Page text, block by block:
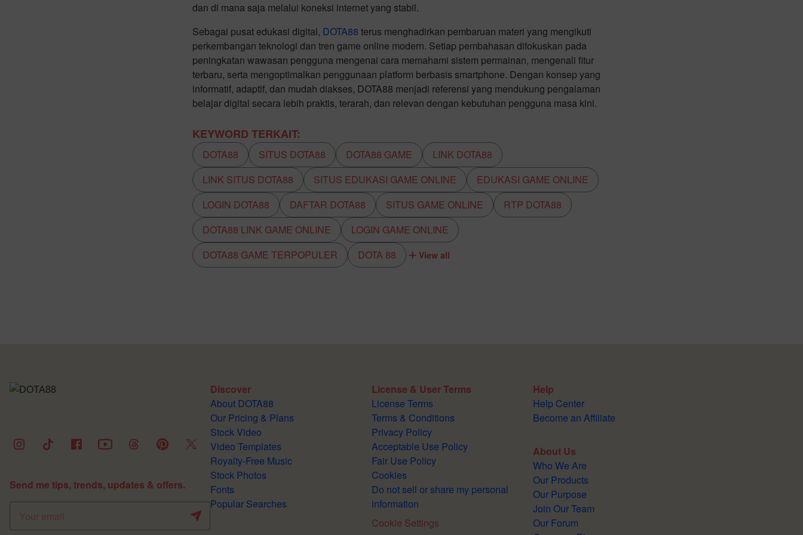
dan di mana saja melalui koneksi internet yang stabil.
Sebagai pusat edukasi digital, DOTA88 terus menghadirkan pembaruan materi yang mengikuti
perkembangan teknologi dan tren game online modern. Setiap pembahasan difokuskan pada
peningkatan wawasan pengguna mengenai cara memahami sistem permainan, mengenali fitur
terbaru, serta mengoptimalkan penggunaan platform berbasis smartphone. Dengan konsep yang
informatif, adaptif, dan mudah diakses, DOTA88 menjadi referensi yang mendukung pengalaman
belajar digital secara lebih praktis, terarah, dan relevan dengan kebutuhan pengguna masa kini.
KEYWORD TERKAIT:
DOTA88 SITUS DOTA88 DOTA88 GAME
LINK DOTA88
LINK SITUS DOTA88
SITUS EDUKASI GAME ONLINE
EDUKASI GAME ONLINE
LOGIN DOTA88
DAFTAR DOTA88 SITUS GAME ONLINE
RTP DOTA88
DOTA88 LINK GAME ONLINE
LOGIN GAME ONLINE
DOTA88 GAME TERPOPULER
DOTA 88 View all
Send me tips, trends, updates & offers.
Discover
About DOTA88
Our Pricing & Plans
Stock Video
Video Templates
Royalty-Free Music
Stock Photos
Fonts
Popular Searches
License & User Terms
License Terms
Terms & Conditions
Privacy Policy
Acceptable Use Policy
Fair Use Policy
Cookies
Do not sell or share my personal
information
Cookie Settings
Help
Help Center
Become an Affiliate
About Us
Who We Are
Our Products
Our Purpose
Join Our Team
Our Forum